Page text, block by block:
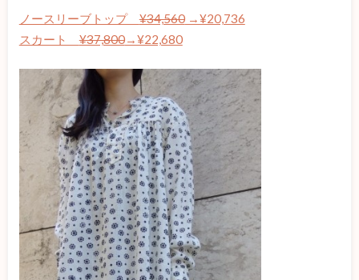
ノースリーブトップ¥34,560→¥20,736
スカート¥37,800→¥22,680